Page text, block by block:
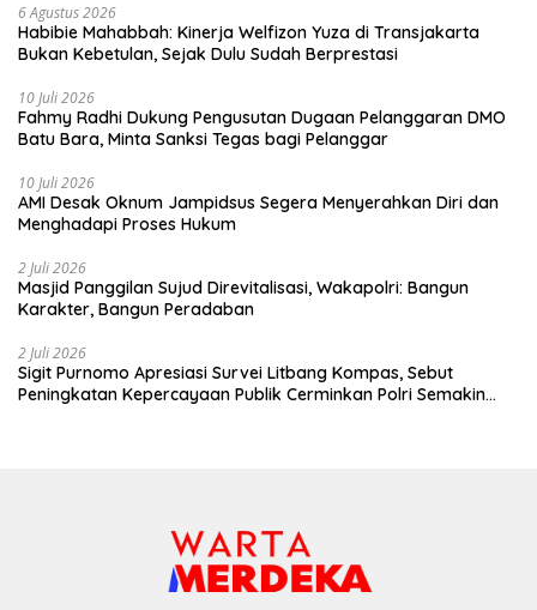
6 Agustus 2026
Habibie Mahabbah: Kinerja Welfizon Yuza di Transjakarta
Bukan Kebetulan, Sejak Dulu Sudah Berprestasi
10 Juli 2026
Fahmy Radhi Dukung Pengusutan Dugaan Pelanggaran DMO
Batu Bara, Minta Sanksi Tegas bagi Pelanggar
10 Juli 2026
AMI Desak Oknum Jampidsus Segera Menyerahkan Diri dan
Menghadapi Proses Hukum
2 Juli 2026
Masjid Panggilan Sujud Direvitalisasi, Wakapolri: Bangun
Karakter, Bangun Peradaban
2 Juli 2026
Sigit Purnomo Apresiasi Survei Litbang Kompas, Sebut
Peningkatan Kepercayaan Publik Cerminkan Polri Semakin